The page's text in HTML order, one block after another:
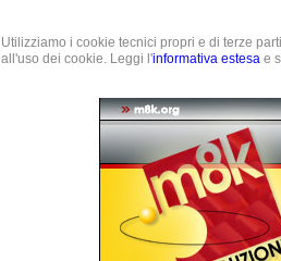
Utilizziamo i cookie tecnici propri e di terze
all'uso dei cookie. Leggi l'informativa estesa e